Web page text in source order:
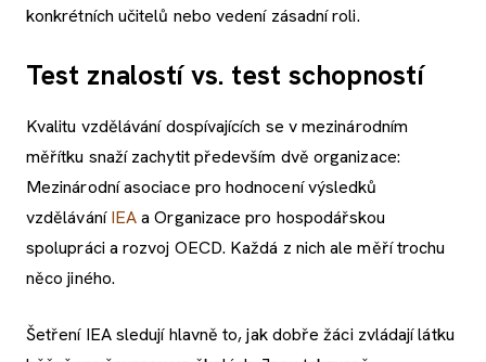
konkrétních učitelů nebo vedení zásadní roli.
Test znalostí vs. test schopností
Kvalitu vzdělávání dospívajících se v mezinárodním
měřítku snaží zachytit především dvě organizace:
Mezinárodní asociace pro hodnocení výsledků
vzděláváníIEAa Organizace pro hospodářskou
spolupráci a rozvoj OECD. Každá z nich ale měří trochu
něco jiného.
Šetření IEA sledují hlavně to, jak dobře žáci zvládají látku